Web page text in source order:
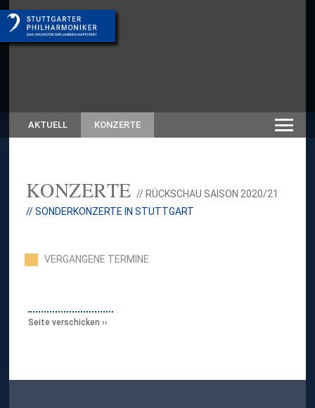
AKTUELL KONZERTE
KONZERTE// RÜCKSCHAU SAISON 2020/21
// SONDERKONZERTE IN STUTTGART
VERGANGENE TERMINE
Seite verschicken